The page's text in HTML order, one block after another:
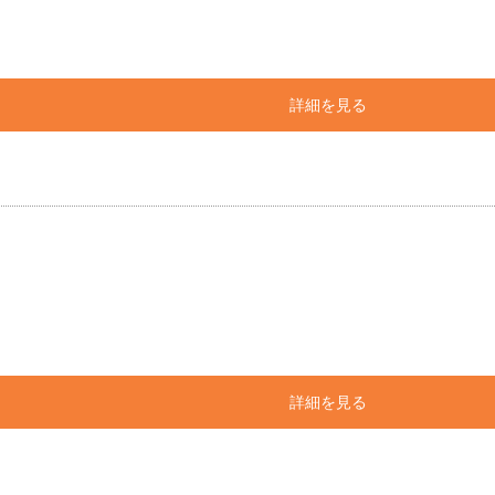
詳細を見る
詳細を見る